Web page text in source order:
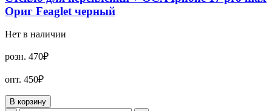
Ориг Feaglet черный
Нет в наличии
розн. 470₽
опт. 450₽
В корзину